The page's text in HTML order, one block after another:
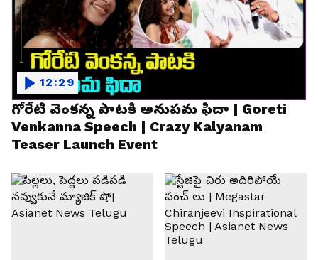
గోరేటి వెంకన్న పాటకి అనుపమ ఫిదా | Goreti
Venkanna Speech | Crazy Kalyanam
Teaser Launch Event
12:29